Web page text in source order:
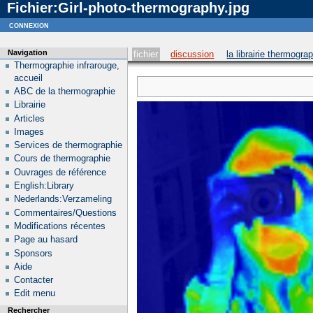
Notice: curl_setopt_array(): CURLOPT_SSL_VERIFYHOST no longer accepts the value 1,
Fichier:Girl-photo-thermography.jpg
fichier discussion la librairie
Navigation
Thermographie infrarouge,
accueil
ABC de la thermographie
Librairie
Articles
Images
Services de thermographie
Cours de thermographie
Ouvrages de référence
English:Library
Nederlands:Verzameling
Commentaires/Questions
Modifications récentes
Page au hasard
Sponsors
Aide
Contacter
Edit menu
Rechercher
connexion